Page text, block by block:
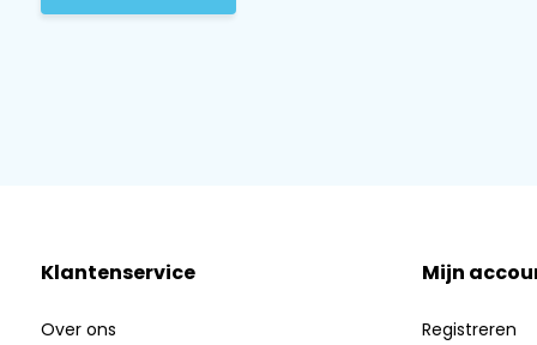
Klantenservice
Over ons
Mijn
Registreren